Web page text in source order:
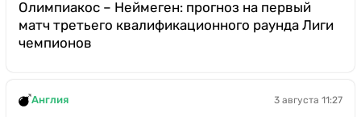
Олимпиакос – Неймеген: прогноз на первый
матч третьего квалификационного раунда Лиги
чемпионов
Англия 3 августа 11:27